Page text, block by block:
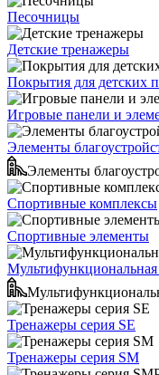
Песочницы
Детские тренажеры
Покрытия для детских
Игровые панели и
Элементы
Элементы
Спортивные комплексы
Спортивные элементы
Тренажеры серия SE
Тренажеры серия SM